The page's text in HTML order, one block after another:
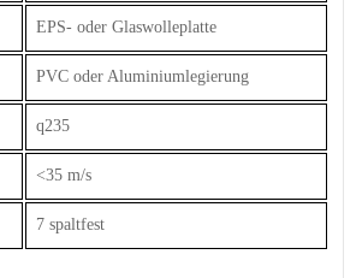
EPS- oder Glaswolleplatte
PVC oder Aluminiumlegierung
q235
<35 m/s
7 spaltfest